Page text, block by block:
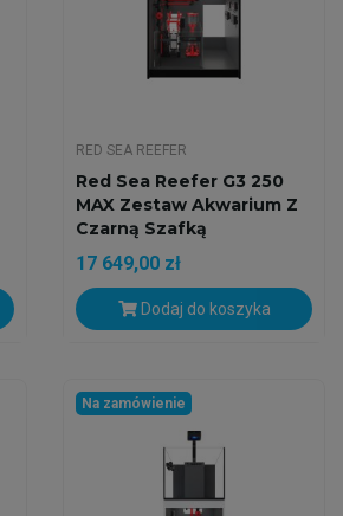
RED SEA REEFER
Red Sea Reefer G3 250
MAX Zestaw Akwarium Z
Czarną Szafką
17 649,00 zł
Dodaj do koszyka
Na zamówienie